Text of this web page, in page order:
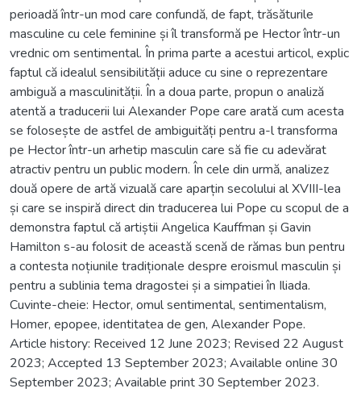
perioadă într-un mod care confundă, de fapt, trăsăturile
masculine cu cele feminine și îl transformă pe Hector într-un
vrednic om sentimental. În prima parte a acestui articol, explic
faptul că idealul sensibilității aduce cu sine o reprezentare
ambiguă a masculinității. În a doua parte, propun o analiză
atentă a traducerii lui Alexander Pope care arată cum acesta
se folosește de astfel de ambiguități pentru a-l transforma
pe Hector într-un arhetip masculin care să fie cu adevărat
atractiv pentru un public modern. În cele din urmă, analizez
două opere de artă vizuală care aparțin secolului al XVIII-lea
și care se inspiră direct din traducerea lui Pope cu scopul de a
demonstra faptul că artiștii Angelica Kauffman și Gavin
Hamilton s-au folosit de această scenă de rămas bun pentru
a contesta noțiunile tradiționale despre eroismul masculin și
pentru a sublinia tema dragostei și a simpatiei în Iliada.
Cuvinte-cheie: Hector, omul sentimental, sentimentalism,
Homer, epopee, identitatea de gen, Alexander Pope.
Article history: Received 12 June 2023; Revised 22 August
2023; Accepted 13 September 2023; Available online 30
September 2023; Available print 30 September 2023.